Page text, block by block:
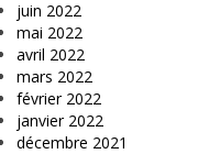
juin 2022
mai 2022
avril 2022
mars 2022
février 2022
janvier 2022
décembre 2021